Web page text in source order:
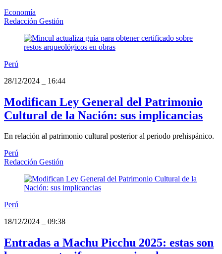
Economía
Redacción Gestión
Perú
28/12/2024
16:44
Modifican Ley General del Patrimonio
Cultural de la Nación: sus implicancias
En relación al patrimonio cultural posterior al periodo prehispánico.
Perú
Redacción Gestión
Perú
18/12/2024
09:38
Entradas a Machu Picchu 2025: estas son